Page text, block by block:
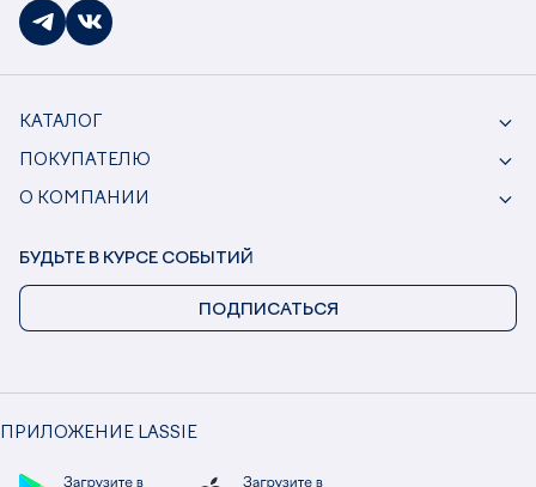
КАТАЛОГ
ПОКУПАТЕЛЮ
О КОМПАНИИ
ПРИЛОЖЕНИЕ LASSIE
БУДЬТЕ В КУРСЕ СОБЫТИЙ
ПОДПИСАТЬСЯ